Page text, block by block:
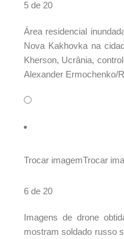
5 de 20
Área residencial
Nova Kakhovka na
Kherson, Ucrânia,
Alexander Ermochenko/
Trocar imagemTrocar
6 de 20
Imagens de drone
mostram soldado russo